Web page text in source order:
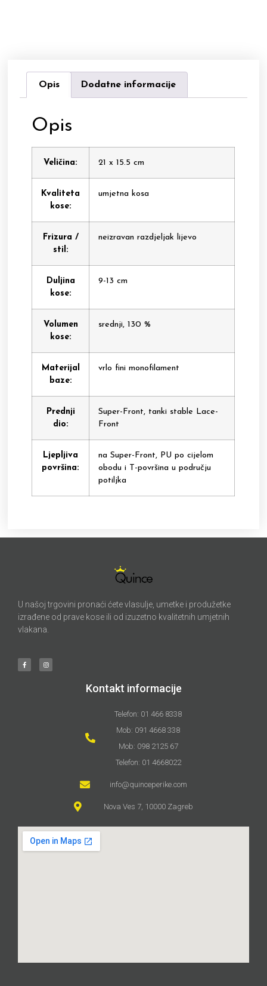
Opis Dodatne informacije
Opis
Veličina: 21 x 15.5 cm
Kvaliteta
kose:
umjetna kosa
Frizura /
stil:
neizravan razdjeljak lijevo
Duljina
kose:
9-13 cm
Volumen
kose:
srednji, 130 %
Materijal
baze:
vrlo fini monofilament
Prednji
dio:
Super-Front, tanki stable Lace-
Front
Ljepljiva
površina:
na Super-Front, PU po cijelom
obodu i T-površina u području
potiljka
U našoj trgovini pronaći ćete vlasulje, umetke i produžetke
izrađene od prave kose ili od izuzetno kvalitetnih umjetnih
vlakana.
Kontakt informacije
Telefon: 01 466 8338
Mob: 091 4668 338
Mob: 098 2125 67
Telefon: 01 4668022
info@quinceperike.com
Nova Ves 7, 10000 Zagreb